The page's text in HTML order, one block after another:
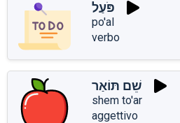
פֹּעַל
po'al
verbo
שֵׁם תּוֹאַר
shem to'ar
aggettivo